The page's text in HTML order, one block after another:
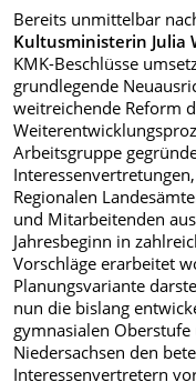
Bereits unmittelbar
Kultusministerin Julia
KMK-Beschlüsse
grundlegende
weitreichende Reform
Arbeitsgruppe
Regionalen
und Mitarbeitenden
Jahresbeginn in
Vorschläge erarbeitet
Planungsvariante
nun die bislang
gymnasialen
Niedersachsen den
Interessenvertretern